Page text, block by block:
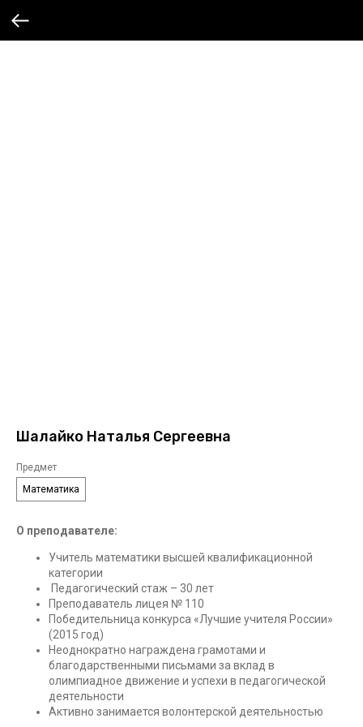
Шалайко Наталья Сергеевна
Предмет
Математика
О преподавателе:
Учитель математики высшей квалификационной
категории
Педагогический стаж – 30 лет
Преподаватель лицея № 110
Победительница конкурса «Лучшие учителя России»
(2015 год)
Неоднократно награждена грамотами и
благодарственными письмами за вклад в
олимпиадное движение и успехи в педагогической
деятельности
Активно занимается волонтерской деятельностью